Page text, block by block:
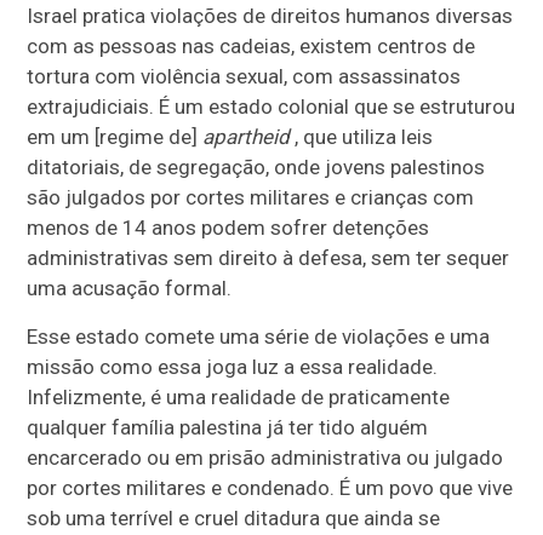
Israel pratica violações de direitos humanos diversas
com as pessoas nas cadeias, existem centros de
tortura com violência sexual, com assassinatos
extrajudiciais. É um estado colonial que se estruturou
em um [regime de] apartheid, que utiliza leis
ditatoriais, de segregação, onde jovens palestinos
são julgados por cortes militares e crianças com
menos de 14 anos podem sofrer detenções
administrativas sem direito à defesa, sem ter sequer
uma acusação formal.
Esse estado comete uma série de violações e uma
missão como essa joga luz a essa realidade.
Infelizmente, é uma realidade de praticamente
qualquer família palestina já ter tido alguém
encarcerado ou em prisão administrativa ou julgado
por cortes militares e condenado. É um povo que vive
sob uma terrível e cruel ditadura que ainda se